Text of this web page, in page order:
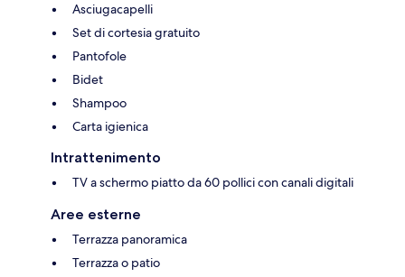
Asciugacapelli
Set di cortesia gratuito
Pantofole
Bidet
Shampoo
Carta igienica
Intrattenimento
TV a schermo piatto da 60 pollici con canali digitali
Aree esterne
Terrazza panoramica
Terrazza o patio